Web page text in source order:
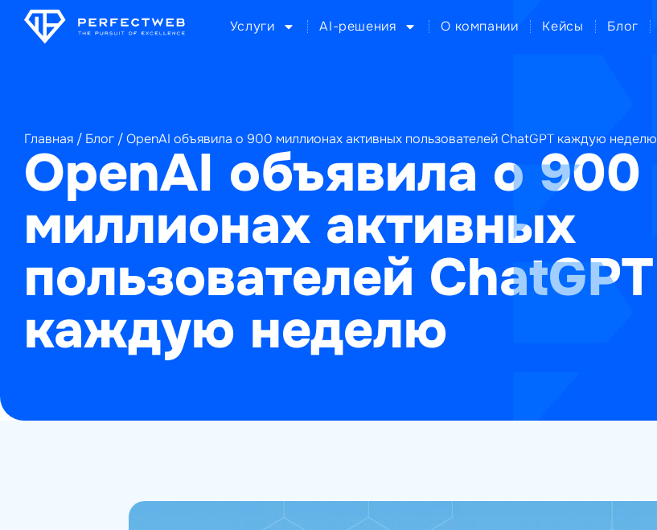
Услуги AI-решения О компании Кейсы Блог
Главная / Блог /OpenAI объявила о 900 миллионах активных пользователей ChatGPT каждую неделю
OpenAI объявила о 900
миллионах активных
пользователей ChatGPT
каждую неделю